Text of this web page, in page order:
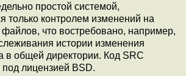
простой системой,
только контролем изменений на
что востребовано, например,
истории изменения
в общей директории. Код SRC
под лицензией BSD.